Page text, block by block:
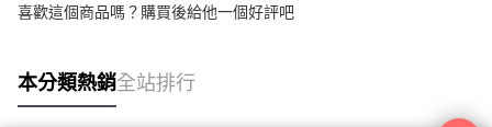
喜歡這個商品嗎？購買後給他一個好評吧
本分類熱銷全站排行